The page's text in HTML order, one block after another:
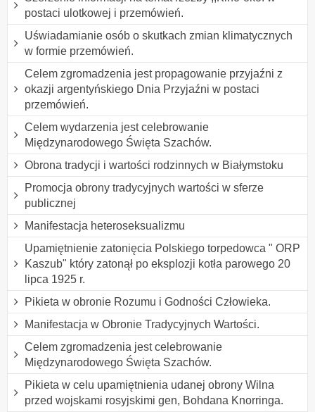
postaci ulotkowej i przemówień.
Uświadamianie osób o skutkach zmian klimatycznych
w formie przemówień.
Celem zgromadzenia jest propagowanie przyjaźni z
okazji argentyńskiego Dnia Przyjaźni w postaci
przemówień.
Celem wydarzenia jest celebrowanie
Międzynarodowego Święta Szachów.
Obrona tradycji i wartości rodzinnych w Białymstoku
Promocja obrony tradycyjnych wartości w sferze
publicznej
Manifestacja heteroseksualizmu
Upamiętnienie zatonięcia Polskiego torpedowca " ORP
Kaszub" który zatonął po eksplozji kotła parowego 20
lipca 1925 r.
Pikieta w obronie Rozumu i Godności Człowieka.
Manifestacja w Obronie Tradycyjnych Wartości.
Celem zgromadzenia jest celebrowanie
Międzynarodowego Święta Szachów.
Pikieta w celu upamiętnienia udanej obrony Wilna
przed wojskami rosyjskimi gen, Bohdana Knorringa.